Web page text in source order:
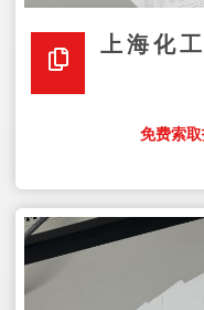
上海化
免费索